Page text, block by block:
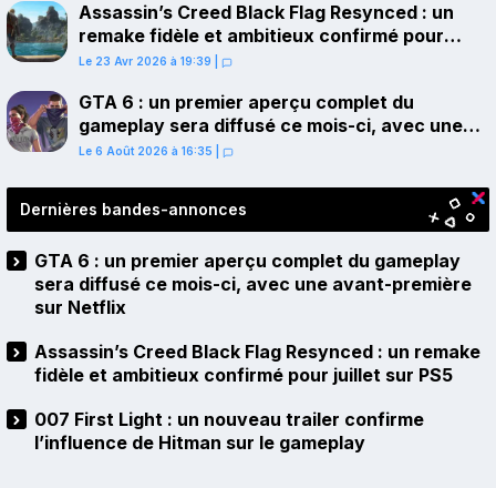
Assassin’s Creed Black Flag Resynced : un
remake fidèle et ambitieux confirmé pour
juillet sur PS5
Le 23 Avr 2026 à 19:39
GTA 6 : un premier aperçu complet du
gameplay sera diffusé ce mois-ci, avec une
avant-première sur Netflix
Le 6 Août 2026 à 16:35
Dernières bandes-annonces
GTA 6 : un premier aperçu complet du gameplay
sera diffusé ce mois-ci, avec une avant-première
sur Netflix
Assassin’s Creed Black Flag Resynced : un remake
fidèle et ambitieux confirmé pour juillet sur PS5
007 First Light : un nouveau trailer confirme
l’influence de Hitman sur le gameplay